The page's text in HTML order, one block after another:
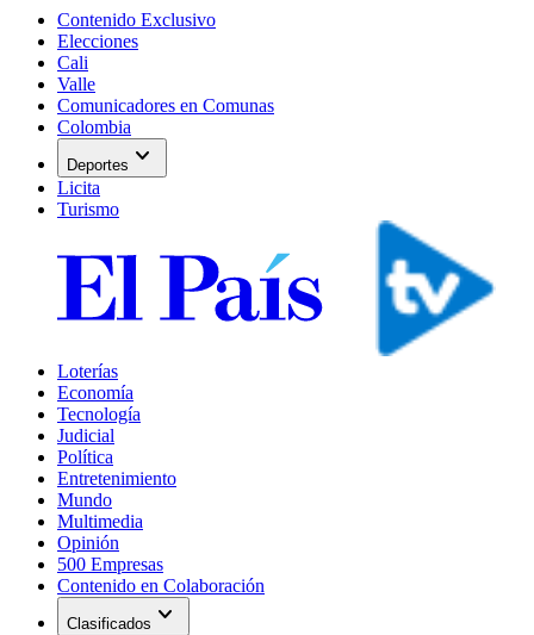
Contenido Exclusivo
Elecciones
Cali
Valle
Comunicadores en Comunas
Colombia
Deportes expand_more
Licita
Turismo
Loterías
Economía
Tecnología
Judicial
Política
Entretenimiento
Mundo
Multimedia
Opinión
500 Empresas
Contenido en Colaboración
Clasificados expand_more